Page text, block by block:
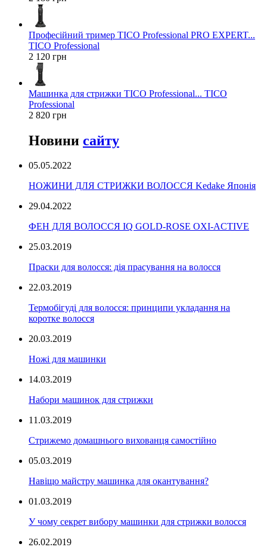
Професійний тример TICO Professional PRO EXPERT...
TICO Professional
2 120 грн
Машинка для стрижки TICO Professional... TICO
Professional
2 820 грн
Новини сайту
05.05.2022
НОЖИНИ ДЛЯ СТРИЖКИ ВОЛОССЯ Kedake Японія
29.04.2022
ФЕН ДЛЯ ВОЛОССЯ IQ GOLD-ROSE OXI-ACTIVE
25.03.2019
Праски для волосся: дія прасування на волосся
22.03.2019
Термобігуді для волосся: принципи укладання на
коротке волосся
20.03.2019
Ножі для машинки
14.03.2019
Набори машинок для стрижки
11.03.2019
Стрижемо домашнього вихованця самостійно
05.03.2019
Навіщо майстру машинка для окантування?
01.03.2019
У чому секрет вибору машинки для стрижки волосся
26.02.2019